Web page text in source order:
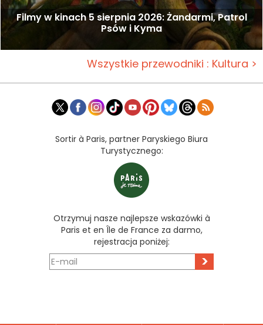
Filmy w kinach 5 sierpnia 2026: Żandarmi, Patrol
Psów i Kyma
Wszystkie przewodniki : Kultura >
Sortir à Paris, partner Paryskiego Biura
Turystycznego:
Otrzymuj nasze najlepsze wskazówki à
Paris et en Île de France za darmo,
rejestracja poniżej:
>